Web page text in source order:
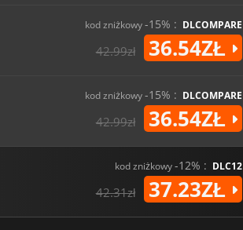
kod zniżkowy-15% : DLCOMPARE
42.99zł 36.54ZŁ
kod zniżkowy-15% : DLCOMPARE
42.99zł 36.54ZŁ
kod zniżkowy-12% : DLC12
42.31zł 37.23ZŁ